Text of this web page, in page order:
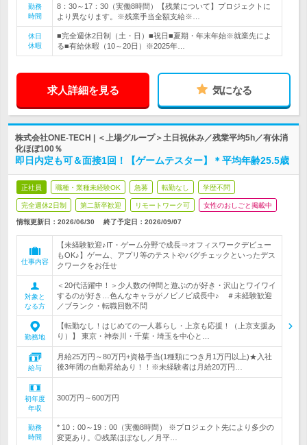
勤務
時間
8：30～17：30（実働8時間）【残業について】プロジェクトに
より異なります。※残業手当全額支給※…
休日
休暇
■完全週休2日制（土・日）■祝日■夏期・年末年始※就業先によ
る■有給休暇（10～20日）※2025年…
求人詳細を見る 気になる
株式会社ONE-TECH | ＜上場グループ＞土日祝休み／残業平均5h／有休消
化ほぼ100％
即日内定も可＆面接1回！【ゲームテスター】＊平均年齢25.5歳
正社員 職種・業種未経験OK 急募 転勤なし 学歴不問
完全週休2日制 第二新卒歓迎 リモートワーク可 女性のおしごと掲載中
情報更新日：2026/06/30 終了予定日： 2026/09/07
仕事内容
【未経験歓迎♪IT・ゲーム分野で成長⇒オフィスワークデビュー
もOK♪】ゲーム、アプリ等のテストやバグチェックといったデス
クワークをお任せ
対象と
なる方
＜20代活躍中！＞少人数の仲間と遊ぶのが好き・沢山とワイワイ
するのが好き…色んなキャラがノビノビ成長中♪ ＃未経験歓迎
／ブランク・転職回数不問
勤務地
【転勤なし！はじめての一人暮らし・上京も応援！（上京支援あ
り）】 東京・神奈川・千葉・埼玉を中心と…
給与
月給25万円～80万円+資格手当(1種類につき月1万円以上)★入社
後3年間の自動昇給あり！！※未経験者は月給20万円…
初年度
年収
300万円～600万円
勤務
時間
* 10：00～19：00（実働8時間） ※プロジェクト先により多少の
変更あり。◎残業ほぼなし／月平…